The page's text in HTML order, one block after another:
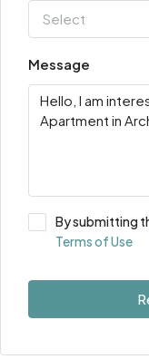
Select
Message
By submitting
Terms of Use